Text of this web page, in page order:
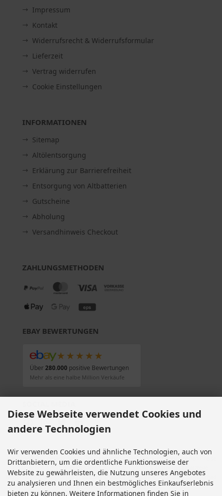
Impressum
Kontakt
Widerrufsrecht & Widerrufsformular
Lieferzeit
Vertrag widerrufen
Cookie Einstellungen
INFORMATIONEN
Sitemap
Altölentsorgung
Erklärung zur Barrierefreiheit
Entsorgung von Altbatterien
Gutscheine
Abholung
Versandhinweis Checkout
ZAHLUNGSMETHODEN
EBAY BEWERTUNGEN
★★★★★
Über280.000positive Bewertungen
Mehr als eine halbe Million Verkäufe
Alle Preise inkl. gesetzl. MwSt. zzgl. Versandkosten . Die durchgestrichenen Preise
entsprechen dem bisherigen Preis bei Motorradteile & Motorrad Ersatzteile.
Motorradteile & Motorrad Ersatzteile © 2026 | Template © 2009-2026 by modified
eCommerce Shopsoftware
Diese Webseite verwendet Cookies und
andere Technologien
Wir verwenden Cookies und ähnliche Technologien, auch von
Drittanbietern, um die ordentliche Funktionsweise der
Website zu gewährleisten, die Nutzung unseres Angebotes
zu analysieren und Ihnen ein bestmögliches Einkaufserlebnis
bieten zu können. Weitere Informationen finden Sie in